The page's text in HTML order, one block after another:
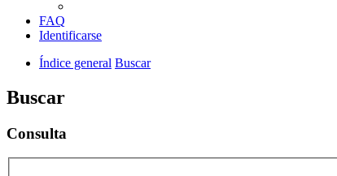
FAQ
Identificarse
Índice general Buscar
Buscar
Consulta